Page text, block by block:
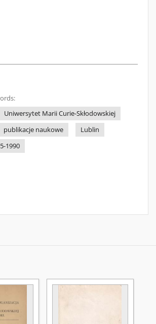
Uniwersytet Marii Curie-Skłodowskiej
publikacje naukowe
Lublin
1990